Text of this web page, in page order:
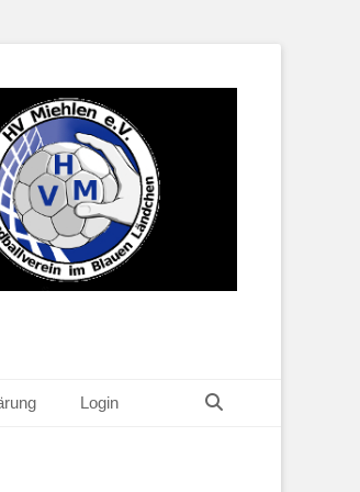
Login